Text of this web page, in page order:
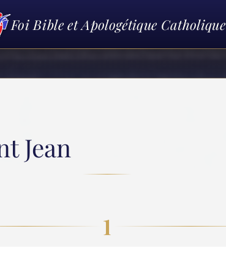
Foi Bible et Apologétique Catholique
Jean
1